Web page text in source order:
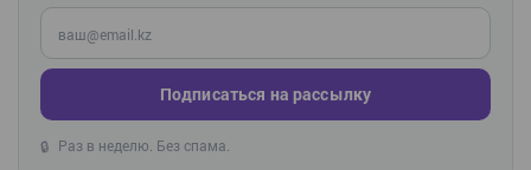
Введите ваш e-mail
Подписаться на рассылку
🔒 Раз в неделю. Без спама.